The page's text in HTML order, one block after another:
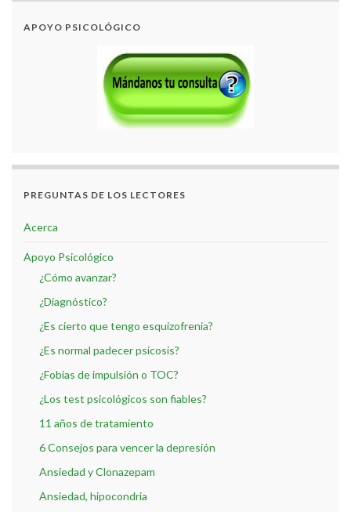
APOYO PSICOLÓGICO
PREGUNTAS DE LOS LECTORES
Acerca
Apoyo Psicológico
¿Cómo avanzar?
¿Diagnóstico?
¿Es cierto que tengo esquizofrenia?
¿Es normal padecer psicosis?
¿Fobias de impulsión o TOC?
¿Los test psicológicos son fiables?
11 años de tratamiento
6 Consejos para vencer la depresión
Ansiedad y Clonazepam
Ansiedad, hipocondria